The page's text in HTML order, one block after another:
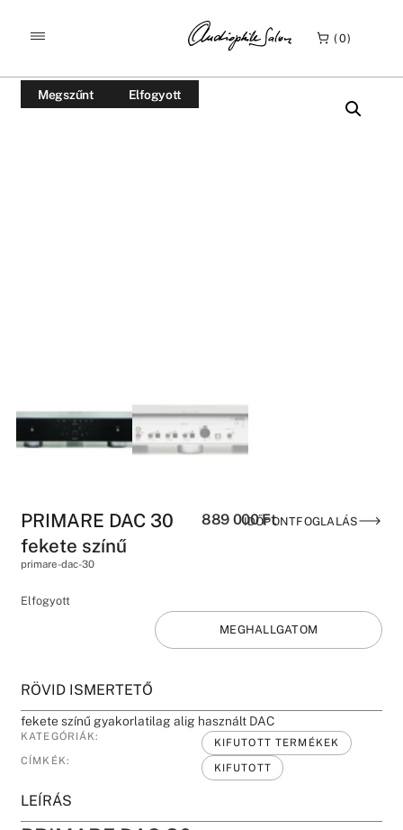
0
KEZDŐLAP
Megszűnt Elfogyott
IDŐPONTFOGLALÁS
PRIMARE DAC 30
fekete színű
primare-dac-30
889 000Ft
Elfogyott
MEGHALLGATOM
RÖVID ISMERTETŐ
fekete színű gyakorlatilag alig használt DAC
KATEGÓRIÁK:
KIFUTOTT TERMÉKEK
CÍMKÉK:
KIFUTOTT
LEÍRÁS